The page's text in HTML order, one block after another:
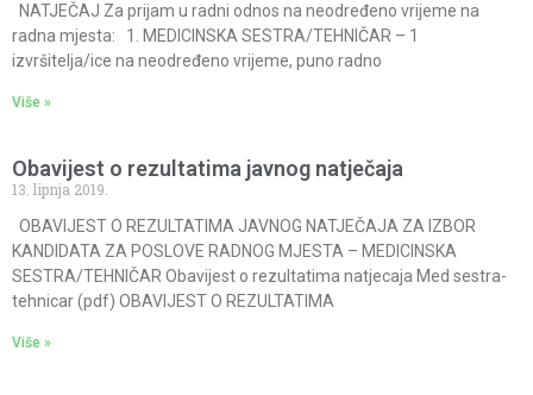
NATJEČAJ Za prijam u radni odnos na neodređeno vrijeme na
radna mjesta: 1. MEDICINSKA SESTRA/TEHNIČAR – 1
izvršitelja/ice na neodređeno vrijeme, puno radno
Više »
Obavijest o rezultatima javnog natječaja
13. lipnja 2019.
OBAVIJEST O REZULTATIMA JAVNOG NATJEČAJA ZA IZBOR
KANDIDATA ZA POSLOVE RADNOG MJESTA – MEDICINSKA
SESTRA/TEHNIČAR Obavijest o rezultatima natjecaja Med sestra-
tehnicar (pdf) OBAVIJEST O REZULTATIMA
Više »